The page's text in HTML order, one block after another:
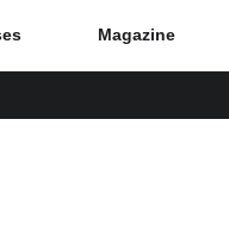
Branch List
Magazine